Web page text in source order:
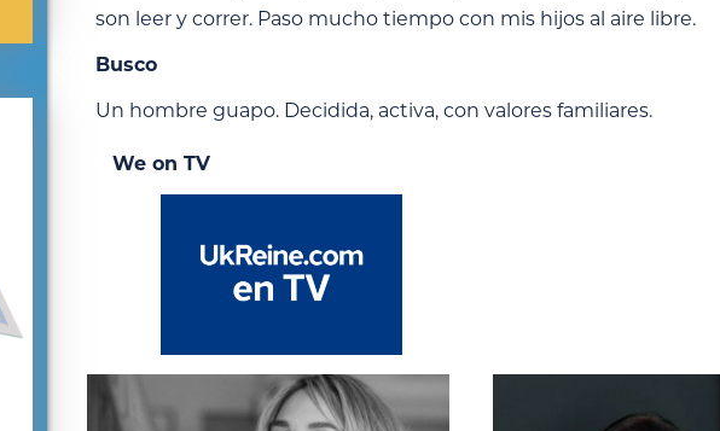
son leer y correr. Paso mucho tiempo con mis hijos al aire libre.
Busco
Un hombre guapo. Decidida, activa, con valores familiares.
We on TV